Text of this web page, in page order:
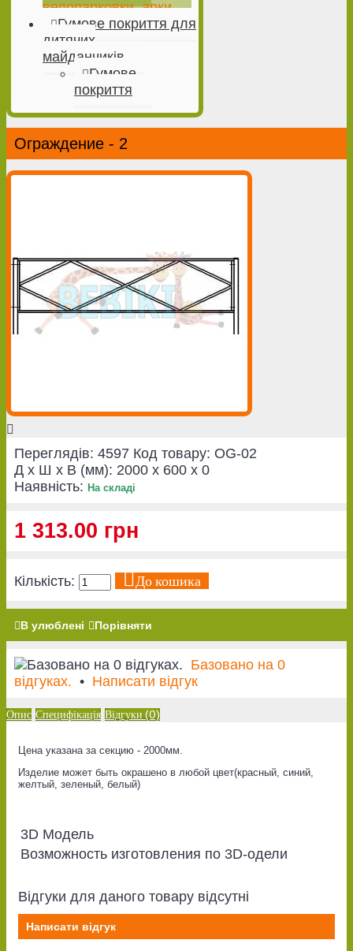
велопарковки, арки
Гумове покриття для
дитячих
майданчиків
Гумове
покриття
Ограждение - 2
Переглядів: 4597 Код товару: OG-02
Д x Ш x В (мм): 2000 x 600 x 0
Наявність: На складі
1 313.00 грн
Кількість: До кошика
В улюблені Порівняти
Базовано на 0
відгуках. • Написати відгук
Опис Специфікація Відгуки (0)
Цена указана за секцию - 2000мм.
Изделие может быть окрашено в любой цвет(красный, синий,
желтый, зеленый, белый)
3D Модель
Возможность изготовления по 3D-одели
Відгуки для даного товару відсутні
Написати відгук